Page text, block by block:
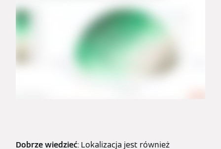
Dobrze wiedzieć: Lokalizacja jest również